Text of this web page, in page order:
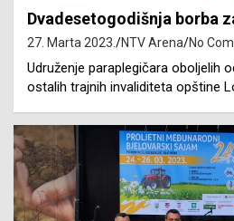
Dvadesetogodišnja borba
27. Marta 2023. NTV Arena No
Udruženje paraplegičara oboljelih
ostalih trajnih invaliditeta opštine